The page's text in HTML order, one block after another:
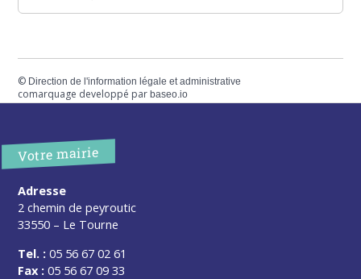
© Direction de l'information légale et administrative
comarquage developpé parbaseo.io
Votre mairie
Adresse
2 chemin de peyroutic
33550 – Le Tourne
Tel. : 05 56 67 02 61
Fax : 05 56 67 09 33